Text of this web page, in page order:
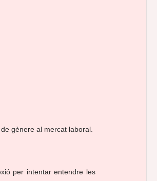
gènere al mercat laboral.
per intentar entendre les